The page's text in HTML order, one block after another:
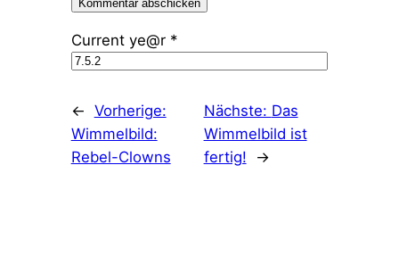
Current ye@r *
← Vorherige:
Wimmelbild:
Rebel-Clowns
Nächste: Das
Wimmelbild ist
fertig!
→